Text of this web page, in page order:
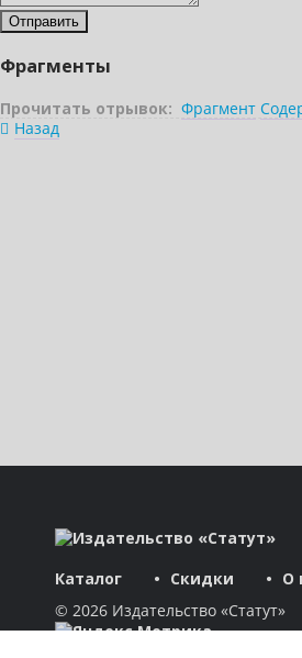
Фрагменты
Прочитать отрывок: Фрагмент
Назад
Каталог Скидки О
© 2026 Издательство «Статут»